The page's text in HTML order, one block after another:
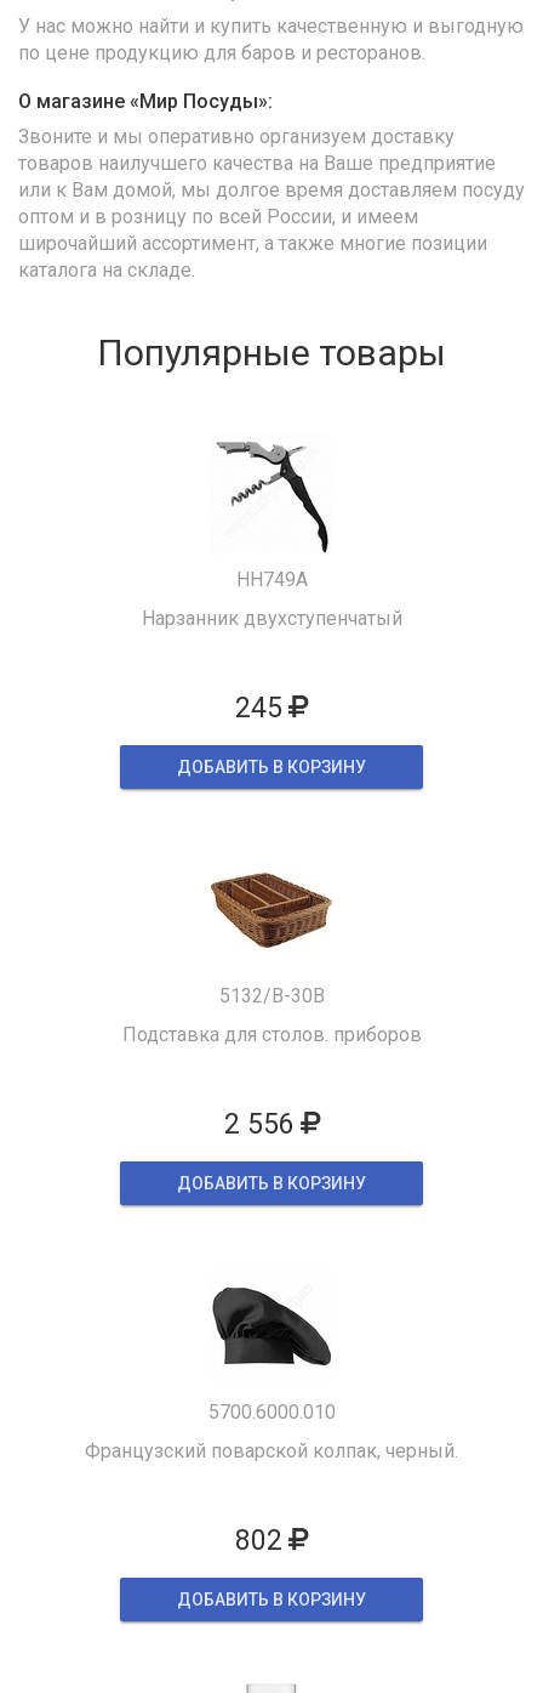
У нас можно найти и купить качественную и выгодную
по цене продукцию для баров и ресторанов.
О магазине «Мир Посуды»:
Звоните и мы оперативно организуем доставку
товаров наилучшего качества на Ваше предприятие
или к Вам домой, мы долгое время доставляем посуду
оптом и в розницу по всей России, и имеем
широчайший ассортимент, а также многие позиции
каталога на складе.
Популярные товары
HH749A
Нарзанник двухступенчатый
245
ДОБАВИТЬ В КОРЗИНУ
5132/B-30B
Подставка для столов. приборов
2 556
ДОБАВИТЬ В КОРЗИНУ
5700.6000.010
Французский поварской колпак, черный.
802
ДОБАВИТЬ В КОРЗИНУ